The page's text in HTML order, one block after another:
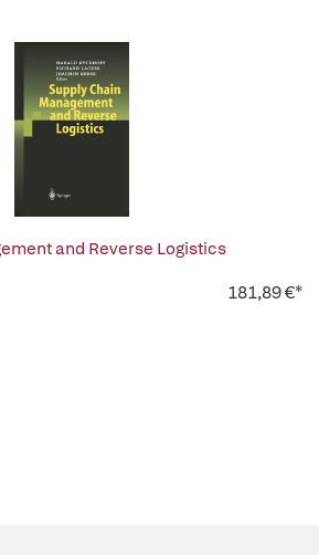
and Reverse Logistics
181,89 €*